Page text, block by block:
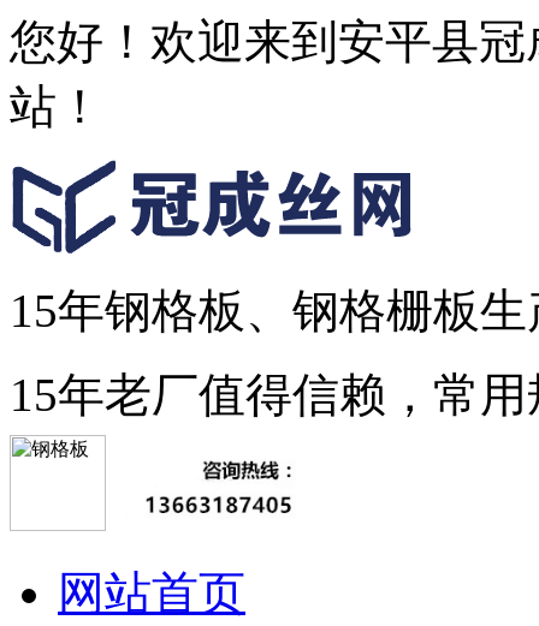
您好！欢迎来到安平县
站！
15年钢格板、钢格栅板
15年老厂值得信赖，常
网站首页